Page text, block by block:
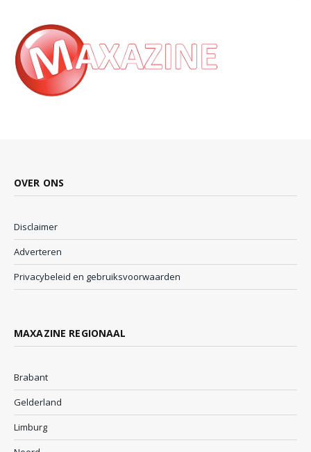
OVER ONS
Disclaimer
Adverteren
Privacybeleid en gebruiksvoorwaarden
MAXAZINE REGIONAAL
Brabant
Gelderland
Limburg